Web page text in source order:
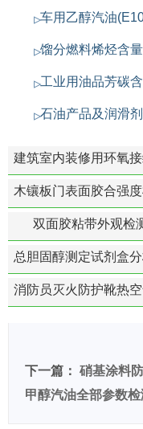
车用乙醇汽油
馏分燃料烯烃含
工业用油品芳碳
石油产品及润滑
建筑室内装修用环氧
苯含量检测
木镶板门表面胶合强度
双面胶粘带外观检
总胆固醇测定试剂盒分
敏度检测
消防员灭火防护靴热
下一篇： 硝基涂料
甲醇汽油全部参数检